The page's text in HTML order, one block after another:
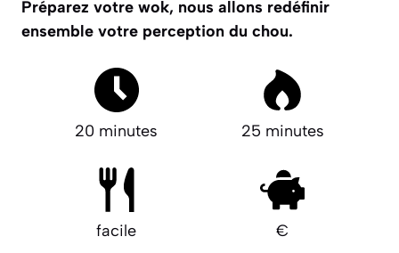
Préparez votre wok, nous allons redéfinir
ensemble votre perception du chou.
20 minutes 25 minutes
facile €